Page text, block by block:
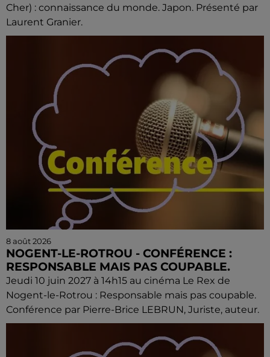
Cher) : connaissance du monde. Japon. Présenté par
Laurent Granier.
8 août 2026
NOGENT-LE-ROTROU - CONFÉRENCE :
RESPONSABLE MAIS PAS COUPABLE.
Jeudi 10 juin 2027 à 14h15 au cinéma Le Rex de
Nogent-le-Rotrou : Responsable mais pas coupable.
Conférence par Pierre-Brice LEBRUN, Juriste, auteur.